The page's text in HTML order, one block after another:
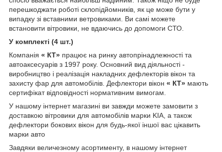
перешкоджати роботі склопідйомників, як це може бути у
випадку зі вставними ветровиками. Ви самі можете
встановити вітровики, не вдаючись до допомоги СТО.
У комплекті (4 шт.)
Компанія « КТ» працює на ринку автопрінадлежності та
автоаксесуарів з 1997 року. Основний вид діяльності -
виробництво і реалізація накладних дефлекторів вікон та
захисту фар для автомобілів. Дефлектори вікон « КТ» мають
сертифікат відповідності нормативним вимогам.
У нашому інтернет магазині ви завжди можете замовити з
доставкою вітровики для автомобілів марки KIA, а також
дефлектори бокових вікон для будь-якої іншої вас цікавить
марки авто
Завдяки величезному асортименту, в нашому інтернет